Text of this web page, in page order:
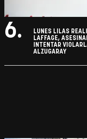
6.
LUNES LILAS
LAFFAGE,
INTENTAR
ALZUGARAY